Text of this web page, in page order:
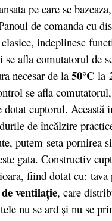
pe care se
de comanda cu
indeplinesc
afla comutatorul de
necesar de la 50°C la
se afla
dotat cuptorul. Această
de încălzire
putem seta pornirea
gata. Constructiv
fiind dotat cu:
ventilaţie, care
nu se ard şi nu se